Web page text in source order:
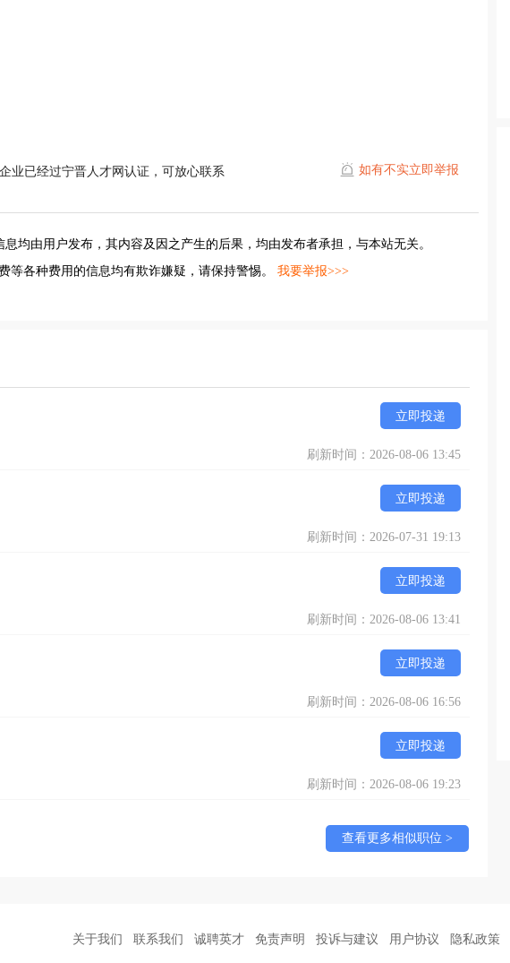
业已经过宁晋人才网认证，可放心联系 如有不实立即举报
均由用户发布，其内容及因之产生的后果，均由发布者承担，与本站无关。
等各种费用的信息均有欺诈嫌疑，请保持警惕。 我要举报>>>
立即投递
刷新时间：2026-08-06 13:45
立即投递
刷新时间：2026-07-31 19:13
立即投递
刷新时间：2026-08-06 13:41
立即投递
刷新时间：2026-08-06 16:56
立即投递
刷新时间：2026-08-06 19:23
查看更多相似职位 >
关于我们 联系我们 诚聘英才 免责声明 投诉与建议 用户协议 隐私政策